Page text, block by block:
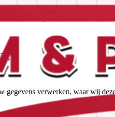
u contact opnemen met onze
verwerken, waar wij